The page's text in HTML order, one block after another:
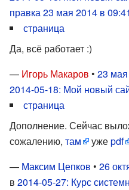
правка 23 мая 2014 в 09:41
страница
Да, всё работает :)
— Игорь Макаров • 23
2014-05-18: Мой новый
страница
Дополнение. Сейчас
сожалению, там ужеpdf
— Максим Цепков • 26
в 2014-05-27: Курс